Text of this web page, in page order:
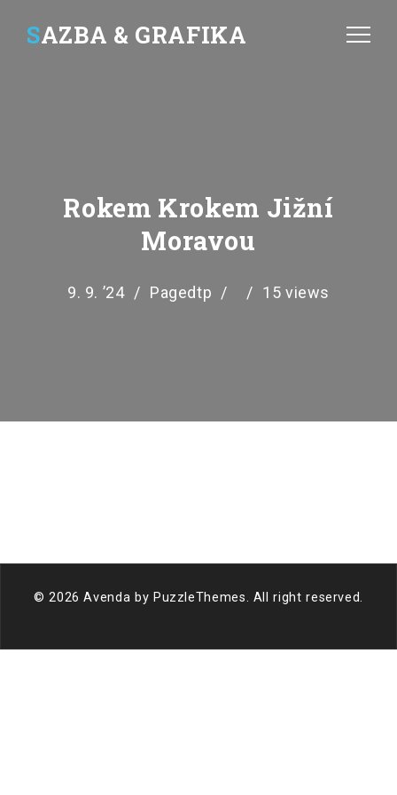
SAZBA & GRAFIKA
Rokem Krokem Jižní
Moravou
9. 9. ’24 Pagedtp 15 views
© 2026 Avenda by PuzzleThemes. All right reserved.